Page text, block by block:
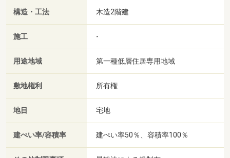
構造・工法 木造2階建
施工 -
用途地域 第一種低層住居専用地域
敷地権利 所有権
地目 宅地
建ぺい率/容積率 建ぺい率50％、容積率100％